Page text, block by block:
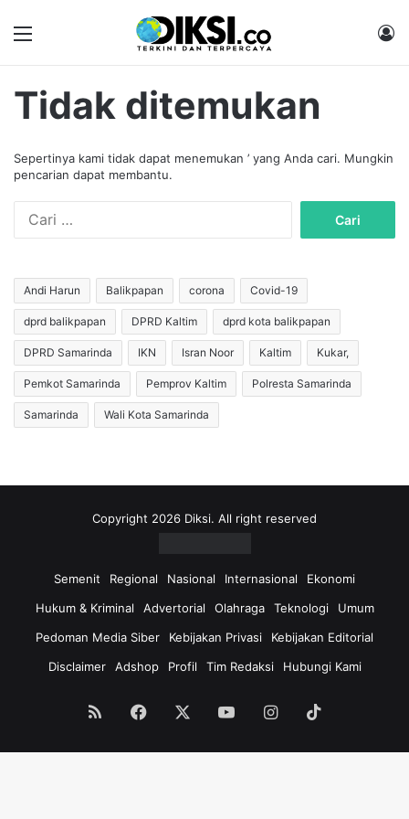
Tidak ditemukan
Sepertinya kami tidak dapat menemukan ’ yang Anda cari. Mungkin
pencarian dapat membantu.
u
n
t
u
k
:
Andi Harun Balikpapan corona Covid-19
dprd balikpapan DPRD Kaltim dprd kota balikpapan
DPRD Samarinda IKN Isran Noor Kaltim Kukar,
Pemkot Samarinda Pemprov Kaltim Polresta Samarinda
Samarinda Wali Kota Samarinda
Copyright 2026 Diksi. All right reserved
Semenit Regional Nasional Internasional
Ekonomi
Hukum & Kriminal
Advertorial Olahraga Teknologi
Umum
Pedoman Media Siber
Kebijakan Privasi
Kebijakan Editorial
Disclaimer
Adshop Profil Tim Redaksi Hubungi Kami
RSS Facebook YouTubeInstagram